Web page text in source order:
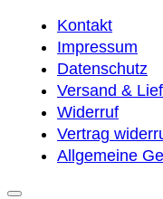
Kontakt
Impressum
Datenschutz
Versand &
Widerruf
Vertrag
Allgemeine